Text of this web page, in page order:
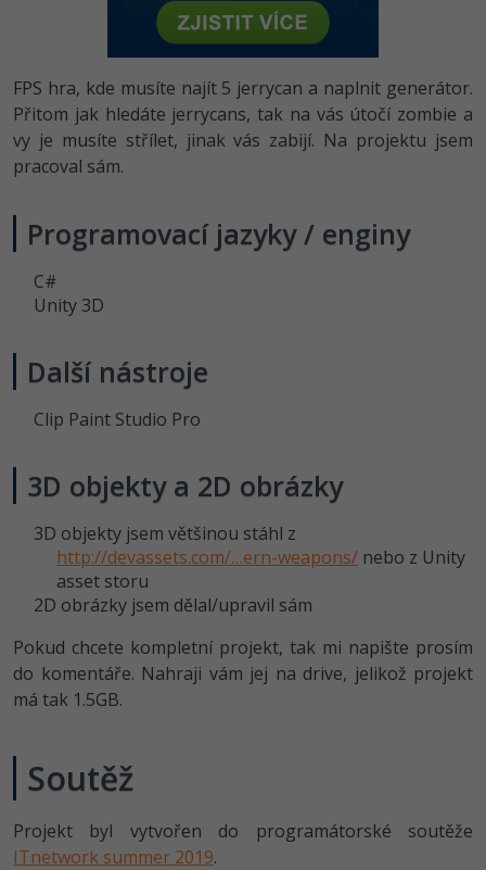
HTML5, CSS3, Bootstrap, SEO
SQL a databáze
Testování a verzování
React
JavaScript
Python
UML a návrhové vzory
Vývojář mobilních aplikací
C# Game developer
Webdesigner
3D grafik
Projektový manažer
Databázový analytik
Copywriter
WordPress specialista
Python -80%
-80%
PHP -80%
C++
VB.NET
SQL
Návrh SW
Algoritmy -41%
Umělá inteligence (AI) -10%
Více
Kurzy e-commerce
Testování softwaru
Kurzy designu
FPS hra, kde musíte najít 5 jerrycan a naplnit generátor.
Přitom jak hledáte jerrycans, tak na vás útočí zombie a
vy je musíte střílet, jinak vás zabijí. Na projektu jsem
pracoval sám.
Programovací jazyky / enginy
C#
Unity 3D
Další nástroje
Clip Paint Studio Pro
3D objekty a 2D obrázky
3D objekty jsem většinou stáhl z
http://devassets.com/…ern-weapons/ nebo z Unity
asset storu
2D obrázky jsem dělal/upravil sám
Pokud chcete kompletní projekt, tak mi napište prosím
do komentáře. Nahraji vám jej na drive, jelikož projekt
má tak 1.5GB.
Soutěž
Projekt byl vytvořen do programátorské soutěže
ITnetwork summer 2019.